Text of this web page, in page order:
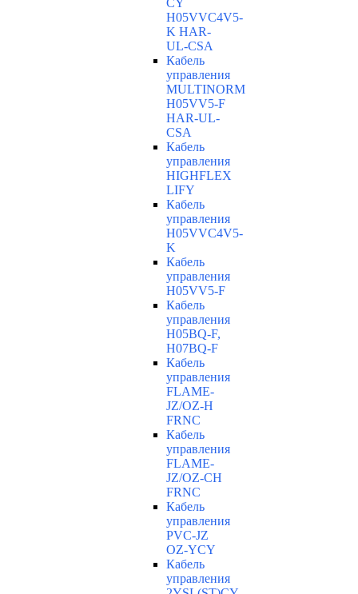
CY
H05VVC4V5-
K HAR-
UL-CSA
Кабель
управления
MULTINORM
H05VV5-F
HAR-UL-
CSA
Кабель
управления
HIGHFLEX
LIFY
Кабель
управления
H05VVC4V5-
K
Кабель
управления
H05VV5-F
Кабель
управления
H05BQ-F,
H07BQ-F
Кабель
управления
FLAME-
JZ/OZ-H
FRNC
Кабель
управления
FLAME-
JZ/OZ-CH
FRNC
Кабель
управления
PVC-JZ
OZ-YCY
Кабель
управления